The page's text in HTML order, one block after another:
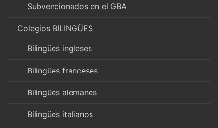
Subvencionados en el GBA
Colegios BILINGÜES
Bilingües ingleses
Bilingües franceses
Bilingües alemanes
Bilingües italianos